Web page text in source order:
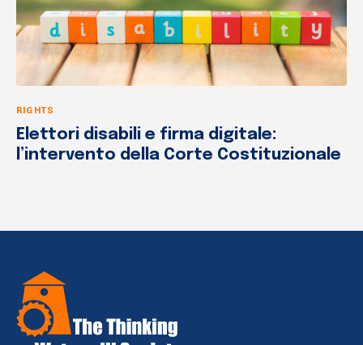
RIGHTS
Elettori disabili e firma digitale:
l’intervento della Corte Costituzionale